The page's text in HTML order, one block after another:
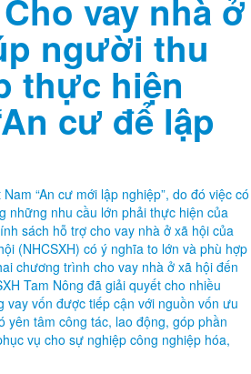
vay nhà ở
người thu
thực hiện
cư để lập
“An cư mới lập nghiệp”, do đó việc có
những nhu cầu lớn phải thực hiện của
sách hỗ trợ cho vay nhà ở xã hội của
(NHCSXH) có ý nghĩa to lớn và phù hợp
chương trình cho vay nhà ở xã hội đến
Tam Nông đã giải quyết cho nhiều
vay vốn được tiếp cận với nguồn vốn ưu
yên tâm công tác, lao động, góp phần
vụ cho sự nghiệp công nghiệp hóa,